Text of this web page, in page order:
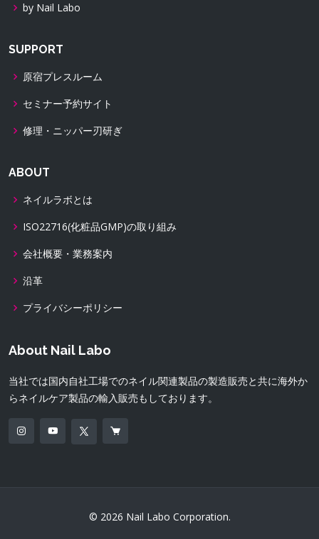
by Nail Labo
SUPPORT
原宿プレスルーム
セミナー予約サイト
修理・ニッパー刃研ぎ
ABOUT
ネイルラボとは
ISO22716(化粧品GMP)の取り組み
会社概要・業務案内
沿革
プライバシーポリシー
About Nail Labo
当社では国内自社工場でのネイル関連製品の製造販売と共に海外か
らネイルケア製品の輸入販売もしております。
© 2026 Nail Labo Corporation.